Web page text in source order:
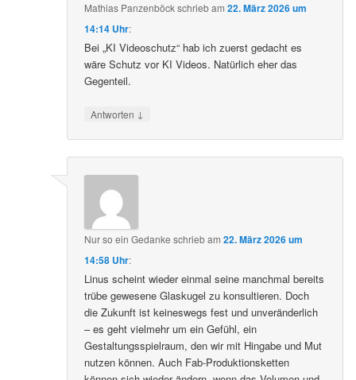
Mathias Panzenböckschriebam22. März 2026 um
14:14 Uhr:
Bei „KI Videoschutz“ hab ich zuerst gedacht es
wäre Schutz vor KI Videos. Natürlich eher das
Gegenteil.
Antworten ↓
Nur so ein Gedanke schriebam22. März 2026 um
14:58 Uhr:
Linus scheint wieder einmal seine manchmal bereits
trübe gewesene Glaskugel zu konsultieren. Doch
die Zukunft ist keineswegs fest und unveränderlich
– es geht vielmehr um ein Gefühl, ein
Gestaltungsspielraum, den wir mit Hingabe und Mut
nutzen können. Auch Fab-Produktionsketten